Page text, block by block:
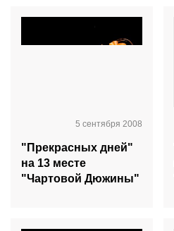
5 сентября 2008
"Прекрасных дней"
на 13 месте
"Чартовой Дюжины"